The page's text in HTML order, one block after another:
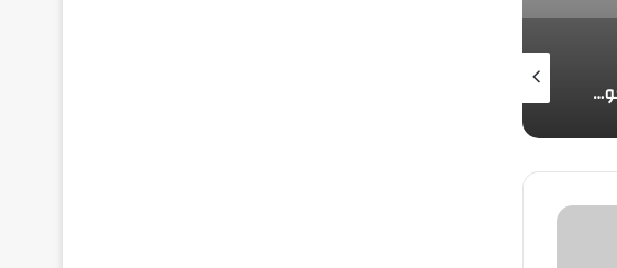
اجتماع سوري سعودي لبحث فرص الاستثمار في قطاع الكهرباء
منذ 14 ساعة